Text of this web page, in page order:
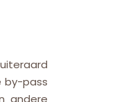
by-pass
andere